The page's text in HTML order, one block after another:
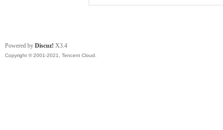
Powered by Discuz! X3.4
Copyright © 2001-2021, Tencent Cloud.